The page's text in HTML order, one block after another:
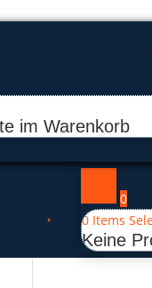
im Warenkorb
0
0 Items
Keine